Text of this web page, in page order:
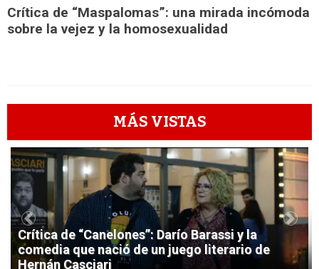
Crítica de “Maspalomas”: una mirada incómoda
sobre la vejez y la homosexualidad
MÁS VISTAS
1
Crítica de “Canelones”: Darío Barassi y la
comedia que nació de un juego literario de
Hernán Casciari
Previous Next